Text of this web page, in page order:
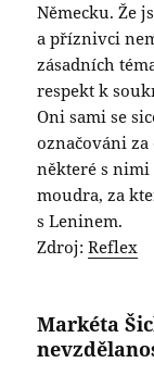
Německu. Že
a příznivci
zásadních
respekt k
Oni sami se
označováni
některé s
moudra, za
s Leninem.
Zdroj:Reflex
Markéta